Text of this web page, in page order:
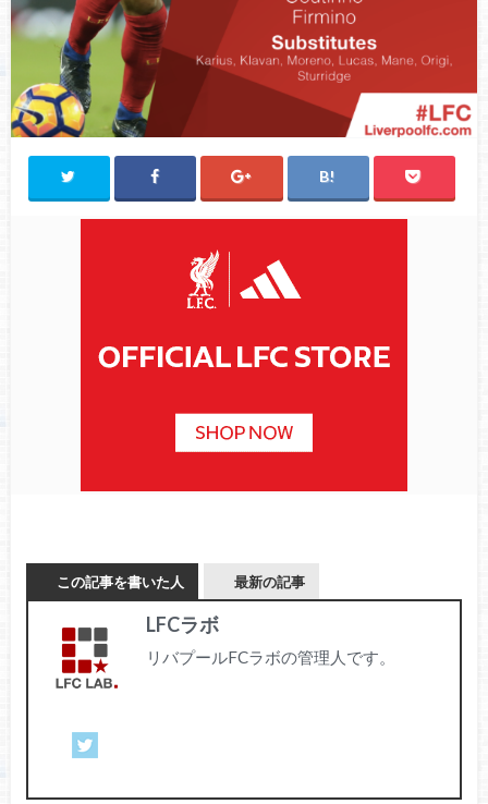
この記事を書いた人 最新の記事
LFCラボ
リバプールFCラボの管理人です。